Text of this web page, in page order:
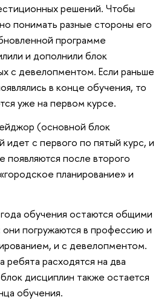
решений. Чтобы
понимать разные стороны его
программе
и дополнили блок
с девелопментом. Если раньше
в конце обучения, то
уже на первом курсе.
(основной блок
идет с первого по пятый курс, и
появляются после второго
планирование» и
обучения остаются общими
они погружаются в профессию и
и с девелопментом.
ребята расходятся на два
дисциплин также остается
обучения.